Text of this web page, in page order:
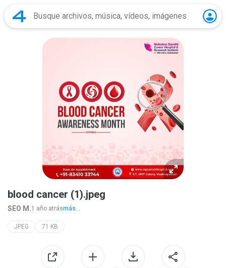
blood cancer (1).jpeg
SEO M.1 año atrásmás...
JPEG 71 KB